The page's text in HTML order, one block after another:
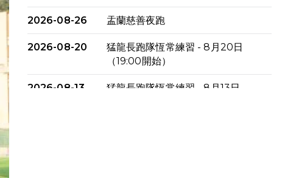
2026-08-26 盂蘭慈善夜跑
2026-08-20
猛龍長跑隊恆常練習 - 8月20日
（19:00開始）
2026-08-13
猛龍長跑隊恆常練習 - 8月13日